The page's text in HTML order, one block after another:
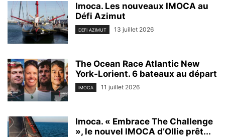
Imoca. Les nouveaux IMOCA au
Défi Azimut
DEFI AZIMUT 13 juillet 2026
The Ocean Race Atlantic New
York-Lorient. 6 bateaux au départ
IMOCA 11 juillet 2026
Imoca. « Embrace The Challenge
», le nouvel IMOCA d’Ollie prêt...